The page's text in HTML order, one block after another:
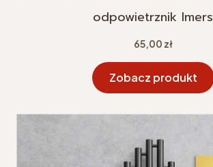
odpowietrznik Imers
Cena
65,00 zł
Zobacz produkt